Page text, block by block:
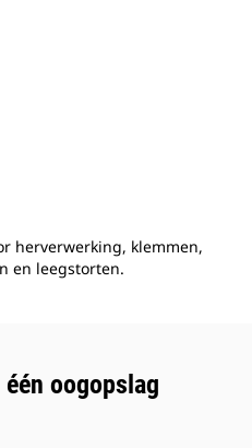
herverwerking, klemmen,
en leegstorten.
oogopslag